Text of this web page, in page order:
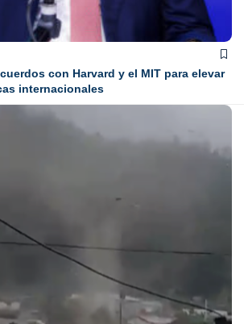
con Harvard y el MIT para elevar
internacionales